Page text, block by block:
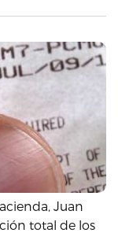
Juan
total de los